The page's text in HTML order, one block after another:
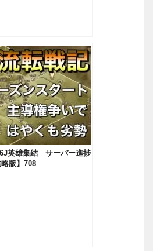
英雄集結 サーバー進捗
版】708